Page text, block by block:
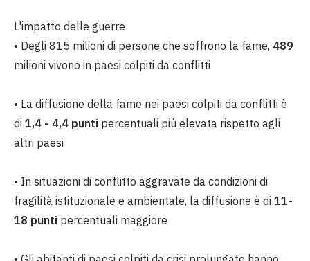
L'impatto delle guerre
• Degli 815 milioni di persone che soffrono la fame, 489
milioni vivono in paesi colpiti da conflitti
• La diffusione della fame nei paesi colpiti da conflitti è
di 1,4 - 4,4 punti percentuali più elevata rispetto agli
altri paesi
• In situazioni di conflitto aggravate da condizioni di
fragilità istituzionale e ambientale, la diffusione è di 11-
18 punti percentuali maggiore